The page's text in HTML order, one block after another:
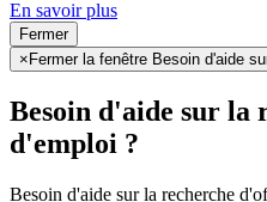
En savoir plus
Fermer
× Fermer la fenêtre Besoin d'aide
Besoin d'aide sur la
d'emploi ?
Besoin d'aide sur la recherche